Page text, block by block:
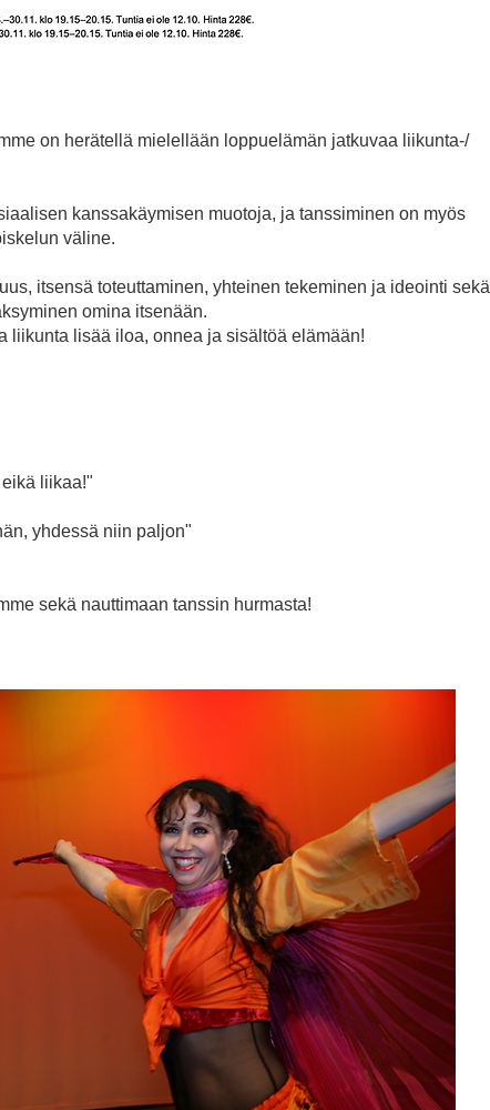
on herätellä mielellään loppuelämän jatkuvaa liikunta-/
kanssakäymisen muotoja, ja tanssiminen on myös
väline.
itsensä toteuttaminen, yhteinen tekeminen ja ideointi sekä
omina itsenään.
liikunta lisää iloa, onnea ja sisältöä elämään!
liikaa!"
yhdessä niin paljon"
sekä nauttimaan tanssin hurmasta!